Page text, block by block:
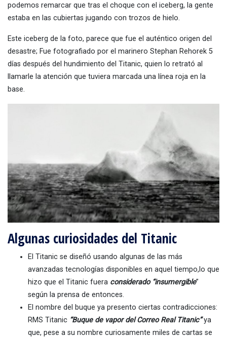
podemos remarcar que tras el choque con el iceberg, la gente
estaba en las cubiertas jugando con trozos de hielo.
Este iceberg de la foto, parece que fue el auténtico origen del
desastre; Fue fotografiado por el marinero Stephan Rehorek 5
días después del hundimiento del Titanic, quien lo retrató al
llamarle la atención que tuviera marcada una línea roja en la
base.
Algunas curiosidades del Titanic
El Titanic se diseñó usando algunas de las más
avanzadas tecnologías disponibles en aquel tiempo,lo que
hizo que el Titanic fuera considerado “insumergible”
según la prensa de entonces.
El nombre del buque ya presento ciertas contradicciones:
RMS Titanic “Buque de vapor del Correo Real Titanic”ya
que, pese a su nombre curiosamente miles de cartas se